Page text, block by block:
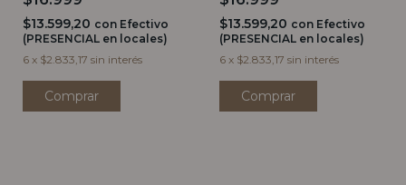
$13.599,20 con Efectivo
(PRESENCIAL en locales)
6 x $2.833,17 sin interés
Comprar
$13.599,20 con Efectivo
(PRESENCIAL en locales)
6 x $2.833,17 sin interés
Comprar